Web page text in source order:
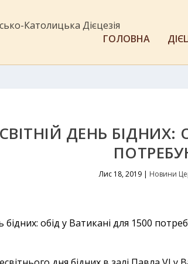
ГОЛОВНА
ДЕНЬ
Лис 18, 2019| Новини